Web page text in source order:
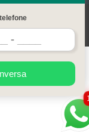
de 19/02/1998)